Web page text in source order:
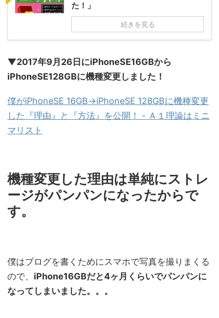
た！」
続きを見る
▼2017年9月26日にiPhoneSE16GBから
iPhoneSE128GBに機種変更しました！
僕がiPhoneSE 16GB→iPhoneSE 128GBに機種変更
した『理由』と『方法』を公開！ - Ａ１理論はミニ
マリスト
機種変更した理由は単純にストレ
ージがパンパンになったからで
す。
僕はブログを書くためにスマホで写真を撮りまくる
ので、 iPhone16GBだと4ヶ月くらいでパンパンに
なってしまいました。。。